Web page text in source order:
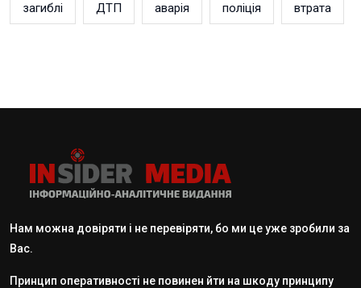
загиблі ДТП аварія поліція втрата
Нам можна довіряти і не перевіряти, бо ми це уже зробили за
Вас.
Принцип оперативності не повинен йти на шкоду принципу